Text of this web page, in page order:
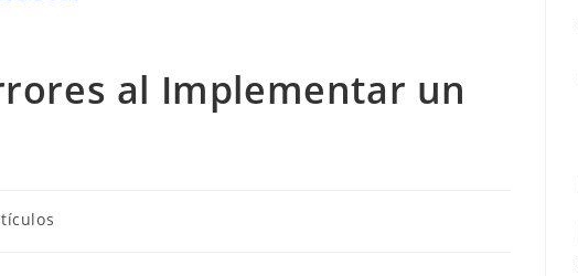
al Implementar un